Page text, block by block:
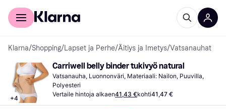
Kuluttajille
Klarna/Shopping/Lapset ja Perhe/Äitiys ja Imetys/Vatsanauhat
+4
Carriwell belly binder tukivyö natural
Vatsanauha, Luonnonväri, Materiaali: Nailon, Puuvilla,
Polyesteri
Vertaile hintoja alkaen41,43 €kohti41,47 €